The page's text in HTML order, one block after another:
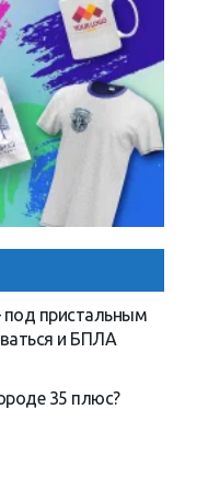
пристальным
и БПЛА
35 плюс?